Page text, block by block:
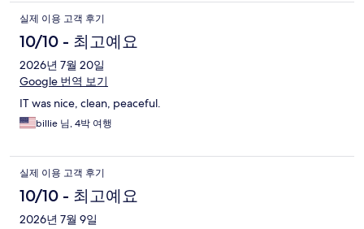
실제 이용 고객 후기
10/10 - 최고예요
2026년 7월 20일
Google 번역 보기
IT was nice, clean, peaceful.
billie 님, 4박 여행
실제 이용 고객 후기
10/10 - 최고예요
2026년 7월 9일